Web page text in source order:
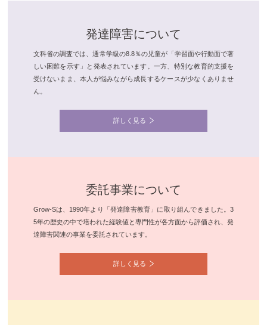
発達障害について
文科省の調査では、通常学級の8.8％の児童が「学習面や行動面で著
しい困難を示す」と発表されています。一方、特別な教育的支援を
受けないまま、本人が悩みながら成長するケースが少なくありませ
ん。
詳しく見る
委託事業について
Grow-Sは、1990年より「発達障害教育」に取り組んできました。3
5年の歴史の中で培われた経験値と専門性が各方面から評価され、発
達障害関連の事業を委託されています。
詳しく見る